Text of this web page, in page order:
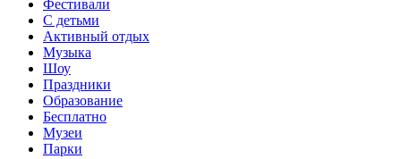
Фестивали
С детьми
Активный отдых
Музыка
Шоу
Праздники
Образование
Бесплатно
Музеи
Парки